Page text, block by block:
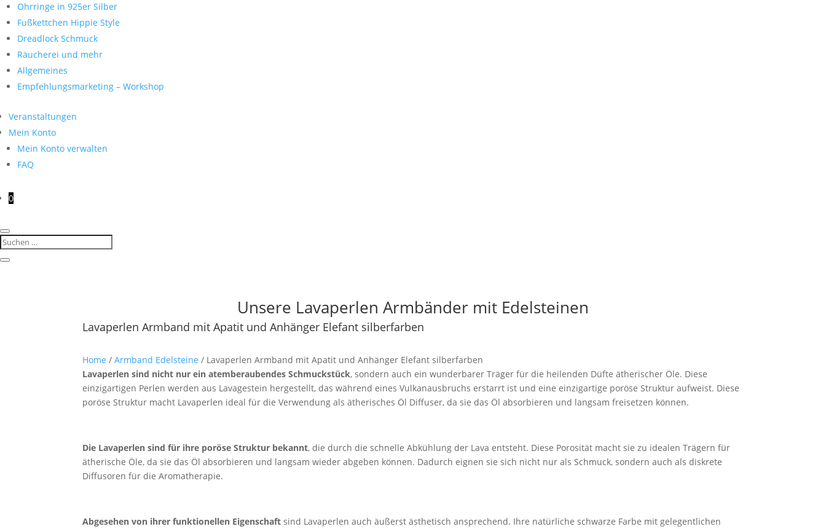
Ohrringe in 925er Silber
Fußkettchen Hippie Style
Dreadlock Schmuck
Räucherei und mehr
Allgemeines
Empfehlungsmarketing – Workshop
Veranstaltungen
Mein Konto
Mein Konto verwalten
FAQ
0
Unsere Lavaperlen Armbänder mit Edelsteinen
Lavaperlen Armband mit Apatit und Anhänger Elefant silberfarben
Home /Armband Edelsteine / Lavaperlen Armband mit Apatit und Anhänger Elefant silberfarben
Lavaperlen sind nicht nur ein atemberaubendes Schmuckstück, sondern auch ein wunderbarer Träger für die heilenden Düfte ätherischer Öle. Diese
einzigartigen Perlen werden aus Lavagestein hergestellt, das während eines Vulkanausbruchs erstarrt ist und eine einzigartige poröse Struktur aufweist. Diese
poröse Struktur macht Lavaperlen ideal für die Verwendung als ätherisches Öl Diffuser, da sie das Öl absorbieren und langsam freisetzen können.
Die Lavaperlen sind für ihre poröse Struktur bekannt, die durch die schnelle Abkühlung der Lava entsteht. Diese Porosität macht sie zu idealen Trägern für
ätherische Öle, da sie das Öl absorbieren und langsam wieder abgeben können. Dadurch eignen sie sich nicht nur als Schmuck, sondern auch als diskrete
Diffusoren für die Aromatherapie.
Abgesehen von ihrer funktionellen Eigenschaft sind Lavaperlen auch äußerst ästhetisch ansprechend. Ihre natürliche schwarze Farbe mit gelegentlichen